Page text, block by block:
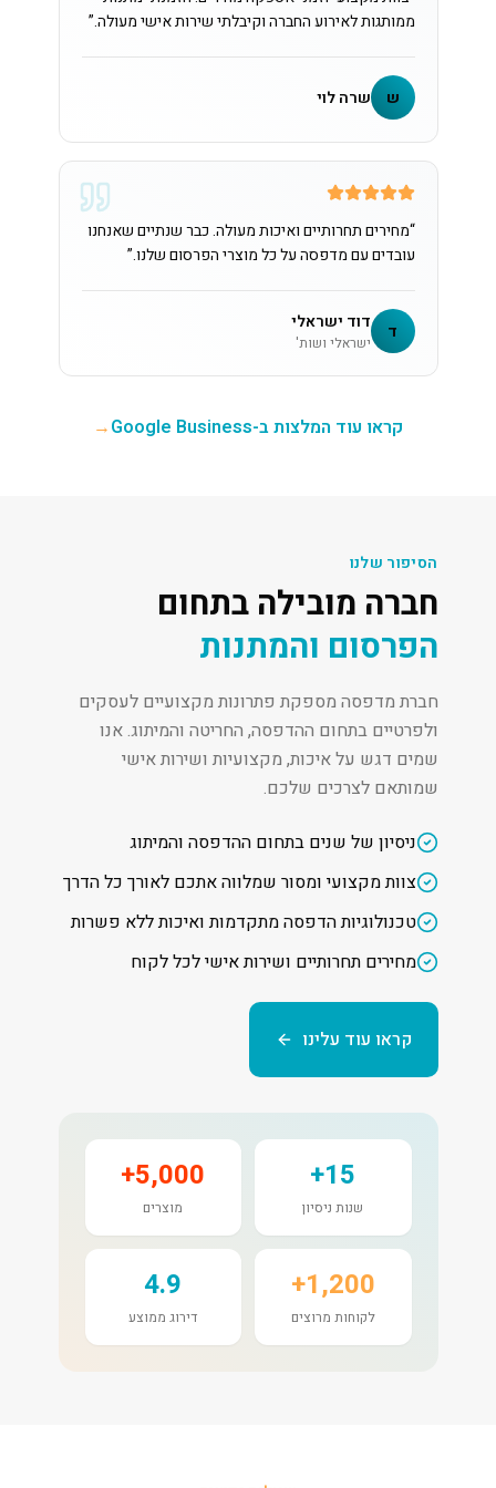
ממותגות לאירוע החברה וקיבלתי שירות אישי מעולה.”
ש שרה לוי
“מחירים תחרותיים ואיכות מעולה. כבר שנתיים שאנחנו
עובדים עם מדפסה על כל מוצרי הפרסום שלנו.”
ד דוד ישראלי
ישראלי ושות'
קראו עוד המלצות ב-Google Business →
הסיפור שלנו
חברה מובילה בתחום
הפרסום והמתנות
חברת מדפסה מספקת פתרונות מקצועיים לעסקים
ולפרטיים בתחום ההדפסה, החריטה והמיתוג. אנו
שמים דגש על איכות, מקצועיות ושירות אישי
שמותאם לצרכים שלכם.
ניסיון של שנים בתחום ההדפסה והמיתוג
צוות מקצועי ומסור שמלווה אתכם לאורך כל הדרך
טכנולוגיות הדפסה מתקדמות ואיכות ללא פשרות
מחירים תחרותיים ושירות אישי לכל לקוח
קראו עוד עלינו
15+
שנות ניסיון
5,000+
מוצרים
1,200+
לקוחות מרוצים
4.9
דירוג ממוצע